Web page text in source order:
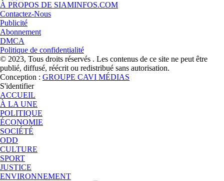
À PROPOS DE SIAMINFOS.COM
Contactez-Nous
Publicité
Abonnement
DMCA
Politique de confidentialité
© 2023, Tous droits réservés . Les contenus de ce site ne peut être
publié, diffusé, réécrit ou redistribué sans autorisation.
Conception : GROUPE CAVI MÉDIAS
S'identifier
ACCUEIL
À LA UNE
POLITIQUE
ÉCONOMIE
SOCIÉTÉ
ODD
CULTURE
SPORT
JUSTICE
ENVIRONNEMENT